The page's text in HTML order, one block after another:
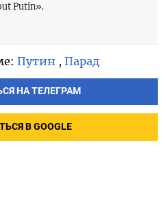
Putin».
Путин , Парад
НА ТЕЛЕГРАМ
В GOOGLE